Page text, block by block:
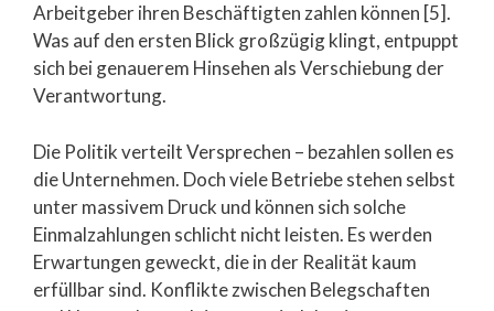
Arbeitgeber ihren Beschäftigten zahlen können [5].
Was auf den ersten Blick großzügig klingt, entpuppt
sich bei genauerem Hinsehen als Verschiebung der
Verantwortung.
Die Politik verteilt Versprechen – bezahlen sollen es
die Unternehmen. Doch viele Betriebe stehen selbst
unter massivem Druck und können sich solche
Einmalzahlungen schlicht nicht leisten. Es werden
Erwartungen geweckt, die in der Realität kaum
erfüllbar sind. Konflikte zwischen Belegschaften